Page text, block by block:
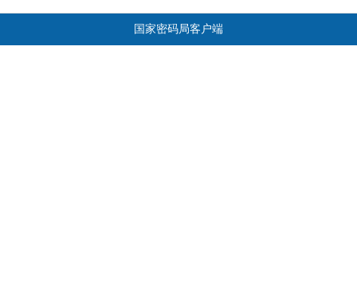
国家密码局客户端